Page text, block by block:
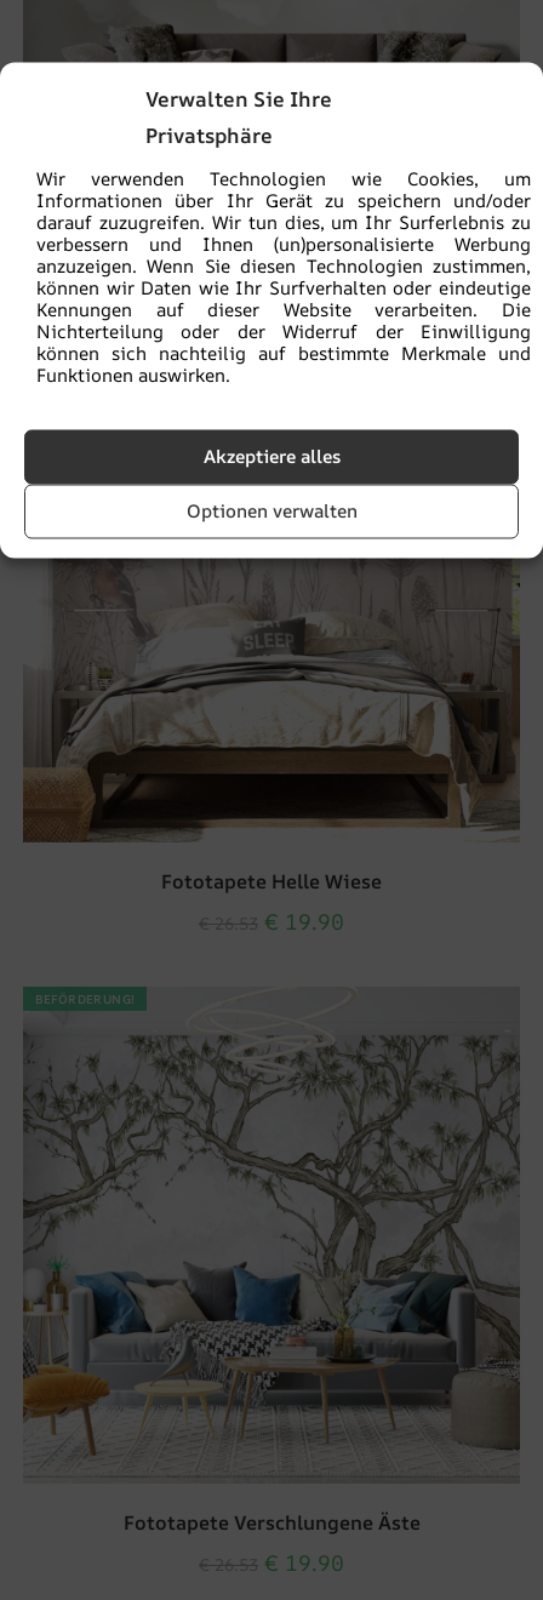
Verwalten Sie Ihre
Privatsphäre
Wir verwenden Technologien wie Cookies, um
Informationen über Ihr Gerät zu speichern und/oder
darauf zuzugreifen. Wir tun dies, um Ihr Surferlebnis zu
verbessern und Ihnen (un)personalisierte Werbung
anzuzeigen. Wenn Sie diesen Technologien zustimmen,
können wir Daten wie Ihr Surfverhalten oder eindeutige
Kennungen auf dieser Website verarbeiten. Die
Nichterteilung oder der Widerruf der Einwilligung
können sich nachteilig auf bestimmte Merkmale und
Funktionen auswirken.
Akzeptiere alles
Optionen verwalten
Fototapete weiße Blume
€26.53 €19.90
BEFÖRDERUNG!
Fototapete Helle Wiese
€ 19.90
BEFÖRDERUNG!
Fototapete Verschlungene Äste
€ 19.90